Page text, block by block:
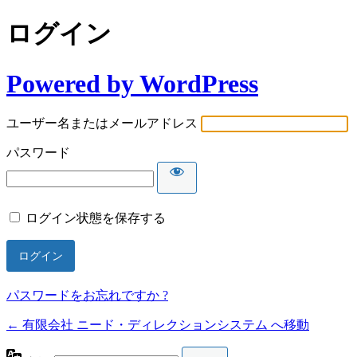
ログイン
Powered by WordPress
ユーザー名またはメールアドレス
パスワード
ログイン状態を保存する
パスワードをお忘れですか ?
← 有限会社 ニード・ディレクションシステム へ移動